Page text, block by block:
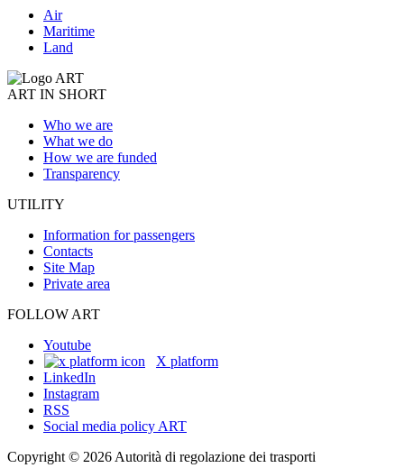
Air
Maritime
Land
ART IN SHORT
Who we are
What we do
How we are funded
Transparency
UTILITY
Information for passengers
Contacts
Site Map
Private area
FOLLOW ART
Youtube
X platform
LinkedIn
Instagram
RSS
Social media policy ART
Copyright © 2026 Autorità di regolazione dei trasporti